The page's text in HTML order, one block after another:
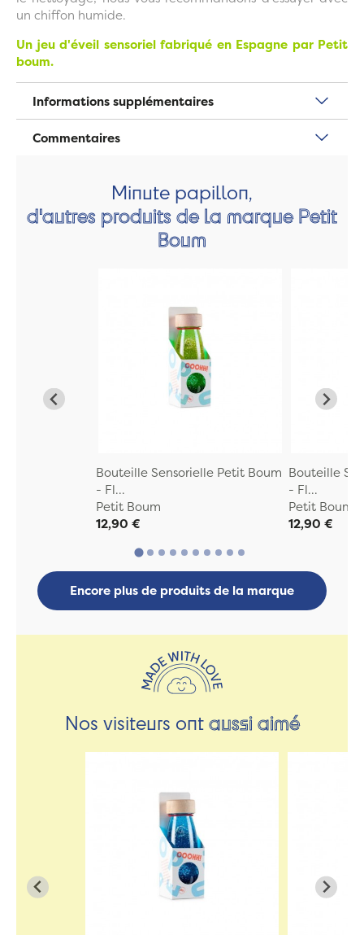
un chiffon humide.
Un jeu d'éveil sensoriel fabriqué en Espagne par Petit
boum.
Informations supplémentaires
Commentaires
Minute papillon,
d'autres produits de la marque Petit
Boum
Bouteille Sensorielle Petit Boum
- Fl...
Petit Boum
12,90 €
Bouteille
- Fl...
Petit Boum
12,90 €
Encore plus de produits de la marque
Nos visiteurs ontaussi aimé